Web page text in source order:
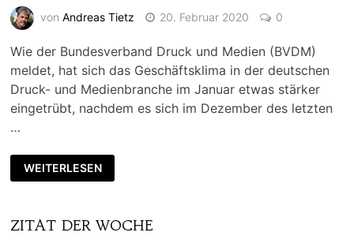
von Andreas Tietz 20. Februar 2020 0
Wie der Bundesverband Druck und Medien (BVDM)
meldet, hat sich das Geschäftsklima in der deutschen
Druck- und Medienbranche im Januar etwas stärker
eingetrübt, nachdem es sich im Dezember des letzten
…
WEITERLESEN
ZITAT DER WOCHE